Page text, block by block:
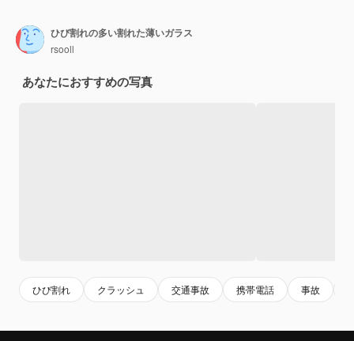
ひび割れの多い割れた薄いガラス
rsooll
あなたにおすすめの写真
ひび割れ クラッシュ 交通事故 携帯電話 事故